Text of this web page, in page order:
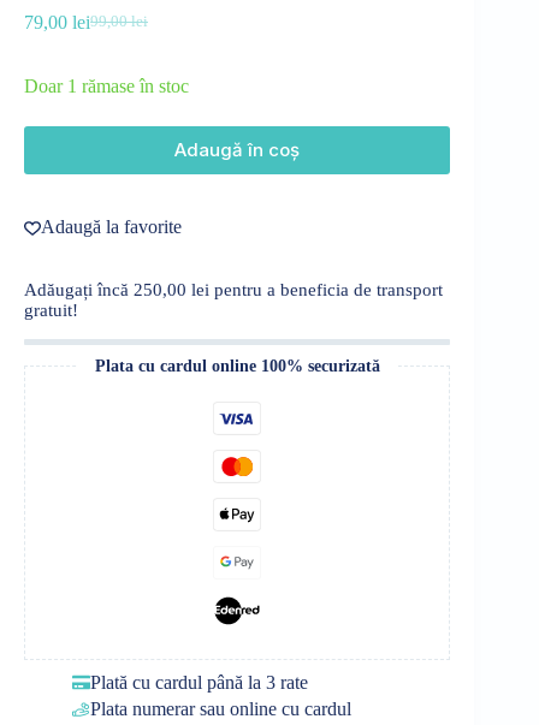
99,00lei
Prețul
fost:
79,00 leiPrețul
79,00 lei.
Doar 1 rămase în stoc
Adaugă în coș
Adaugă la favorite
Adăugați încă 250,00 lei pentru a beneficia de transport
gratuit!
Plata cu cardul online 100% securizată
Plată cu cardul până la 3 rate
Plata numerar sau online cu cardul